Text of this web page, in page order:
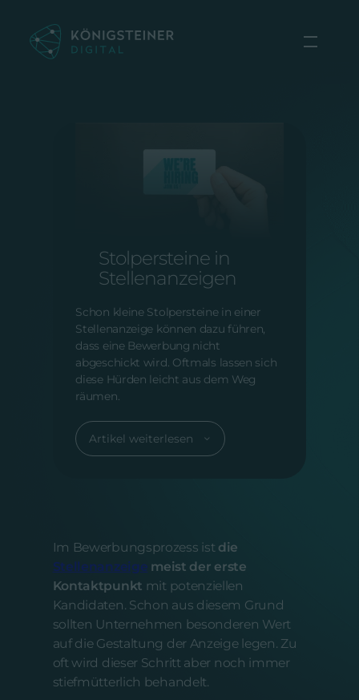
Inhalt
springen
Stolpersteine in
Stellenanzeigen
Schon kleine Stolpersteine in einer
Stellenanzeige können dazu führen,
dass eine Bewerbung nicht
abgeschickt wird. Oftmals lassen sich
diese Hürden leicht aus dem Weg
räumen.
Artikel weiterlesen
Im Bewerbungsprozess ist die
Stellenanzeige meist der erste
Kontaktpunkt mit potenziellen
Kandidaten. Schon aus diesem Grund
sollten Unternehmen besonderen Wert
auf die Gestaltung der Anzeige legen. Zu
oft wird dieser Schritt aber noch immer
stiefmütterlich behandelt.